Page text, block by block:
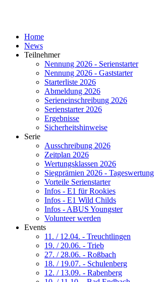
Home
News
Teilnehmer
Nennung 2026 - Serienstarter
Nennung 2026 - Gaststarter
Starterliste 2026
Abmeldung 2026
Serieneinschreibung 2026
Serienstarter 2026
Ergebnisse
Sicherheitshinweise
Serie
Ausschreibung 2026
Zeitplan 2026
Wertungsklassen 2026
Siegprämien 2026 - Tageswertung
Vorteile Serienstarter
Infos - E1 für Rookies
Infos - E1 Wild Childs
Infos - ABUS Youngster
Volunteer werden
Events
11. / 12.04. - Treuchtlingen
19. / 20.06. - Trieb
27. / 28.06. - Roßbach
18. / 19.07. - Schulenberg
12. / 13.09. - Rabenberg